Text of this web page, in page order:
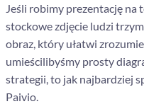
Jeśli robimy prezentację
stockowe zdjęcie ludzi
obraz, który ułatwi
umieścilibyśmy prosty
strategii, to jak najbardziej
Paivio.